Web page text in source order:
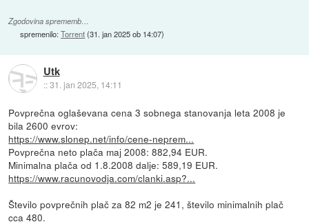
Zgodovina sprememb…
spremenilo:Torrent(31. jan 2025 ob 14:07)
Utk
::31. jan 2025, 14:11
Povprečna oglaševana cena 3 sobnega stanovanja leta 2008 je
bila 2600 evrov:
https://www.slonep.net/info/cene-neprem...
Povprečna neto plača maj 2008: 882,94 EUR.
Minimalna plača od 1.8.2008 dalje: 589,19 EUR.
https://www.racunovodja.com/clanki.asp?...
Število povprečnih plač za 82 m2 je 241, število minimalnih plač
cca 480.